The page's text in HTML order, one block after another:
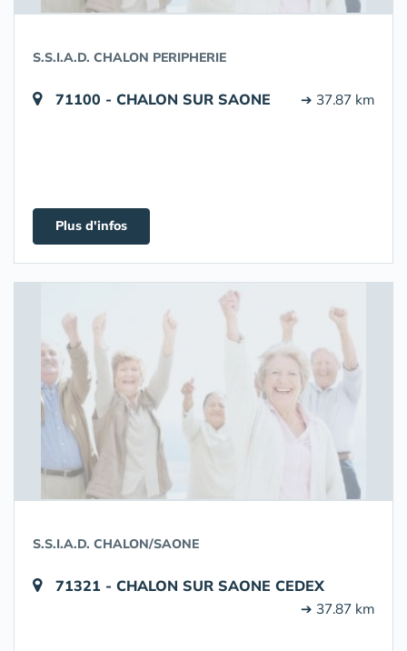
S.S.I.A.D. CHALON PERIPHERIE
71100 - CHALON SUR SAONE ➔ 37.87 km
Plus d'infos
S.S.I.A.D. CHALON/SAONE
71321 - CHALON SUR SAONE CEDEX
➔ 37.87 km